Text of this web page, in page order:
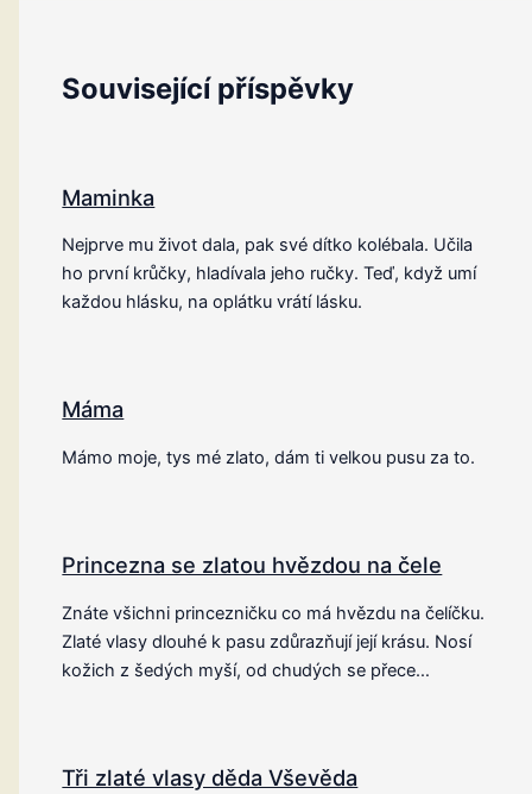
Související příspěvky
Maminka
Nejprve mu život dala, pak své dítko kolébala. Učila
ho první krůčky, hladívala jeho ručky. Teď, když umí
každou hlásku, na oplátku vrátí lásku.
Máma
Mámo moje, tys mé zlato, dám ti velkou pusu za to.
Princezna se zlatou hvězdou na čele
Znáte všichni princezničku co má hvězdu na čelíčku.
Zlaté vlasy dlouhé k pasu zdůrazňují její krásu. Nosí
kožich z šedých myší, od chudých se přece…
Tři zlaté vlasy děda Vševěda